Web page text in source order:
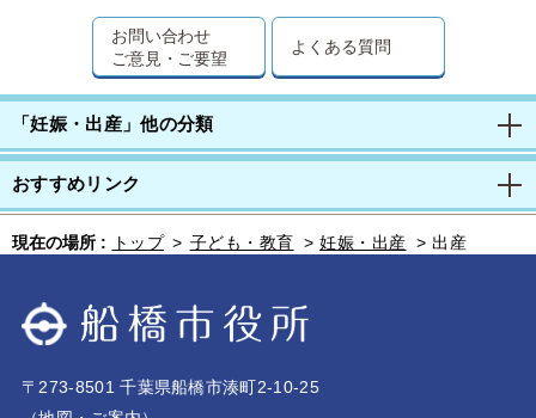
お問い合わせ
ご意見・ご要望
よくある質問
「妊娠・出産」他の分類
おすすめリンク
現在の場所 : トップ > 子ども・教育 > 妊娠・出産 > 出産
〒273-8501 千葉県船橋市湊町2-10-25